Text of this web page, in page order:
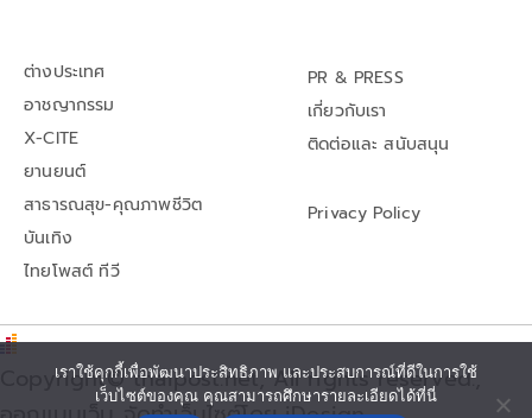
ต่างประเทศ
อาชญากรรม
X-CITE
ยานยนต์
สาธารณสุข-คุณภาพชีวิต
บันเทิง
ไทยโพสต์ ทีวี
PR & PRESS
เกี่ยวกับเรา
ติดต่อและ สนับสนุน
Privacy Policy
Copyright© thaipost.net, All rights reserved.,
เราใช้คุกกี้เพื่อพัฒนาประสิทธิภาพ และประสบการณ์ที่ดีในการใช้
เว็บไซต์ของคุณ คุณสามารถศึกษารายละเอียดได้ที่นี่